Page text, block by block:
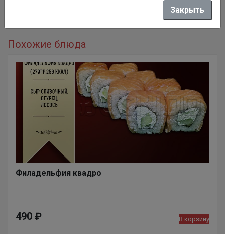
Похожие блюда
Филадельфия квадро
490 ₽ В корзину
Закрыть